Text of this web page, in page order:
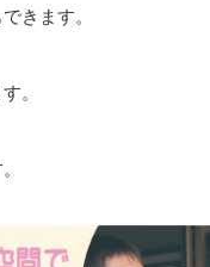
きます。
。